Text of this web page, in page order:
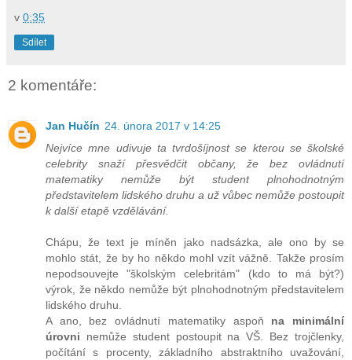
v 0:35
Sdílet
2 komentáře:
Jan Hučín 24. února 2017 v 14:25
Nejvíce mne udivuje ta tvrdošíjnost se kterou se školské
celebrity snaží přesvědčit občany, že bez ovládnutí
matematiky nemůže být student plnohodnotným
představitelem lidského druhu a už vůbec nemůže postoupit
k další etapě vzdělávání.
Chápu, že text je míněn jako nadsázka, ale ono by se
mohlo stát, že by ho někdo mohl vzít vážně. Takže prosím
nepodsouvejte "školským celebritám" (kdo to má být?)
výrok, že někdo nemůže být plnohodnotným představitelem
lidského druhu.
A ano, bez ovládnutí matematiky aspoň na minimální
úrovni nemůže student postoupit na VŠ. Bez trojčlenky,
počítání s procenty, základního abstraktního uvažování,